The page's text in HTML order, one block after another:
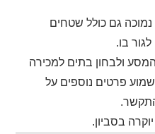
נמוכה גם כולל שטחים
בו.
ולבחון בתים למכירה
פרטים נוספים על
בסביון.